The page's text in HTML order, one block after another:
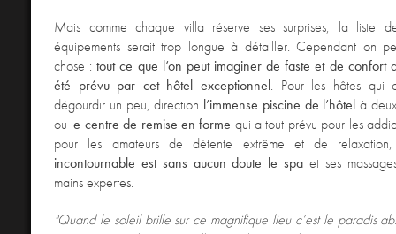
Mais comme chaque villa réserve ses surprises, la liste
équipements serait trop longue à détailler. Cependant on
chose :tout ce que l’on peut imaginer de faste et de confort
été prévu par cet hôtel exceptionnel. Pour les hôtes qui
dégourdir un peu, direction l’immense piscine de l’hôtel à
ou le centre de remise en forme qui a tout prévu pour les
pour les amateurs de détente extrême et de
incontournable est sans aucun doute le spa et ses
mains expertes.
"Quand le soleil brille sur ce magnifique lieu c’est le paradis